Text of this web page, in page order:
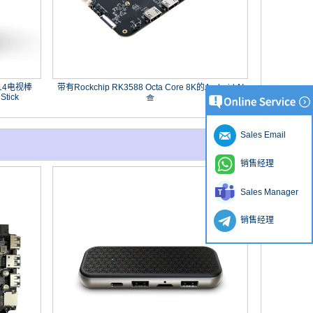
电视棒
带有Rockchip RK3588 Octa Core 8K的Android AI
盒
Sales Email
销售经理
Sales Manager
销售经理